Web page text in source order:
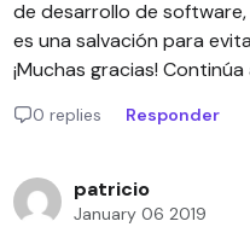
de desarrollo de
es una salvación para
¡Muchas gracias! Continúa
0 replies Responder
patricio
January 06 2019